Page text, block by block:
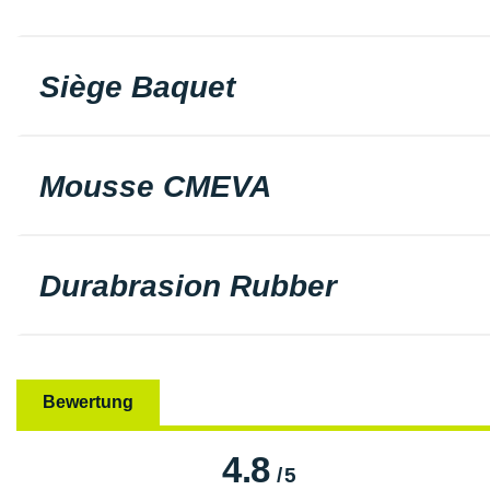
Siège Baquet
Mousse CMEVA
Durabrasion Rubber
Bewertung
4.8/5